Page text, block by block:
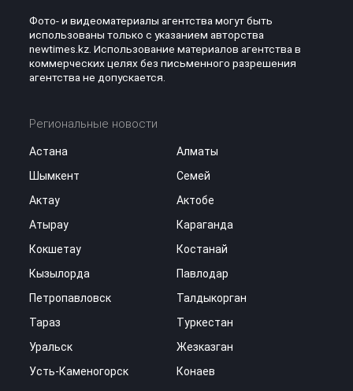
Фото- и видеоматериалы агентства могут быть
использованы только с указанием авторства
newtimes.kz. Использование материалов агентства в
коммерческих целях без письменного разрешения
агентства не допускается.
Региональные новости
Астана
Алматы
Шымкент
Семей
Актау
Актобе
Атырау
Караганда
Кокшетау
Костанай
Кызылорда
Павлодар
Петропавловск
Талдыкорган
Тараз
Туркестан
Уральск
Жезказган
Усть-Каменогорск
Конаев